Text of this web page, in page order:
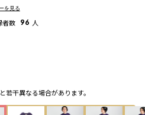
干異なる場合があります。
を見る
者数 96 人